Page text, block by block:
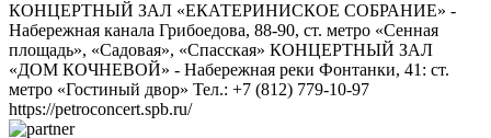
КОНЦЕРТНЫЙ ЗАЛ «ЕКАТЕРИНИСКОЕ СОБРАНИЕ» -
Набережная канала Грибоедова, 88-90, ст. метро «Сенная
площадь», «Садовая», «Спасская» КОНЦЕРТНЫЙ ЗАЛ
«ДОМ КОЧНЕВОЙ» - Набережная реки Фонтанки, 41: ст.
метро «Гостиный двор» Тел.: +7 (812) 779-10-97
https://petroconcert.spb.ru/